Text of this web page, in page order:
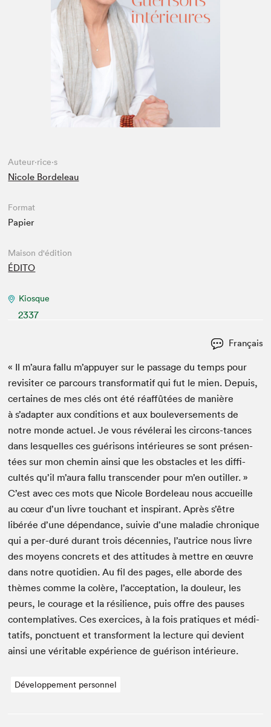
Espace médias
Auteur·rice·s
Nicole Bordeleau
Format
Papier
Maison d'édition
ÉDITO
Kiosque
2337
Français
« Il m’aura fal­lu m’appuyer sur le pas­sage du temps pour
revis­iter ce par­cours trans­for­matif qui fut le mien. Depuis,
cer­taines de mes clés ont été réaf­fûtées de manière
à s’adapter aux con­di­tions et aux boule­verse­ments de
notre monde actuel. Je vous révélerai les cir­cons-tances
dans lesquelles ces guérisons intérieures se sont présen­
tées sur mon chemin ain­si que les obsta­cles et les dif­fi­
cultés qu’il m’aura fal­lu tran­scen­der pour m’en out­iller. »
C’est avec ces mots que Nicole Bor­de­leau nous accueille
au cœur d’un livre touchant et inspi­rant. Après s’être
libérée d’une dépen­dance, suiv­ie d’une mal­adie chronique
qui a per-duré durant trois décen­nies, l’autrice nous livre
des moyens con­crets et des atti­tudes à met­tre en œuvre
dans notre quo­ti­di­en. Au fil des pages, elle abor­de des
thèmes comme la colère, l’acceptation, la douleur, les
peurs, le courage et la résilience, puis offre des paus­es
con­tem­pla­tives. Ces exer­ci­ces, à la fois pra­tiques et médi­
tat­ifs, ponctuent et trans­for­ment la lec­ture qui devient
ain­si une véri­ta­ble expéri­ence de guéri­son intérieure.
Développement personnel